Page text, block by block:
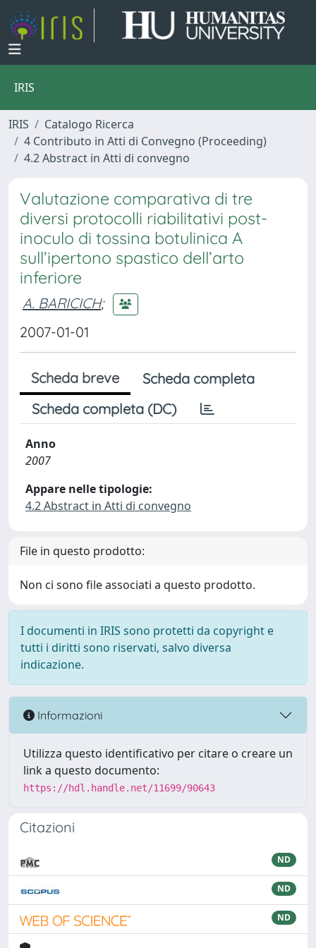
IRIS
IRIS
Catalogo Ricerca
4 Contributo in Atti di Convegno (Proceeding)
4.2 Abstract in Atti di convegno
Valutazione comparativa di tre
diversi protocolli riabilitativi post-
inoculo di tossina botulinica A
sull’ipertono spastico dell’arto
inferiore
A. BARICICH;
2007-01-01
Scheda breve
Scheda completa
Scheda completa (DC)
Anno
2007
Appare nelle tipologie:
4.2 Abstract in Atti di convegno
File in questo prodotto:
Non ci sono file associati a questo prodotto.
I documenti in IRIS sono protetti da copyright e
tutti i diritti sono riservati, salvo diversa
indicazione.
Informazioni
Utilizza questo identificativo per citare o creare un
link a questo documento:
https://hdl.handle.net/11699/90643
Citazioni
ND
ND
ND